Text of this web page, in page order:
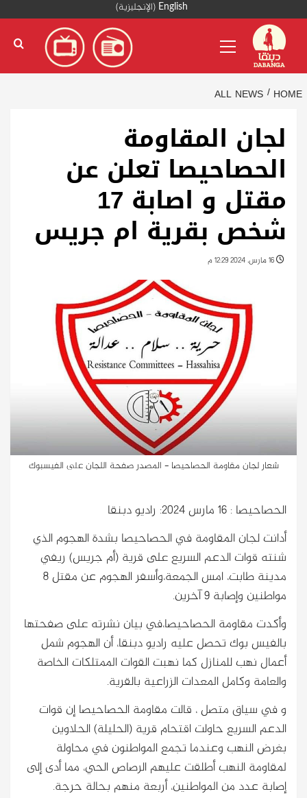
content
English
(الإنجليزية)
Menu
HOME
ALL NEWS
لجان المقاومة
الحصاحيصا تعلن عن
مقتل و اصابة 17
شخص بقرية ام جريس
شعار لجان مقاومة الحصاحيصا - المصدر صفحة اللجان على الفيسبوك
الحصاحيصا : 16 مارس 2024: راديو دبنقا
أدانت لجان المقاومة في الحصاحيصا بشدة الهجوم الذي
شنته قوات الدعم السريع على قرية (أم جريس) ريفي
مدينة طابت، امس الجمعة،وأسفر الهجوم عن مقتل ٨
مواطنين وإصابة ٩ آخرين.
وأكدت مقاومة الحصاحيصا،في بيان نشرته على صفحتها
بالفيس بوك تحصل عليه راديو دبنقا، أن الهجوم شمل
أعمال نهب للمنازل كما نهبت القوات الممتلكات الخاصة
والعامة وكامل المعدات الزراعية بالقرية.
و في سياق متصل ، قالت مقاومة الحصاحيصا إن قوات
الدعم السريع حاولت اقتحام قرية (الحليلة) الحلاوين
بغرض النهب وعندما تجمع المواطنون في محاولة
لمقاومة النهب أطلقت عليهم الرصاص الحي، مما أدى إلى
إصابة عدد من المواطنين، أربعة منهم بحالة حرجة.